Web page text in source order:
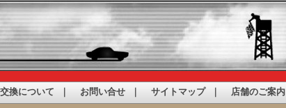
換について お問い合せ サイトマップ｜ 店舗のご案内